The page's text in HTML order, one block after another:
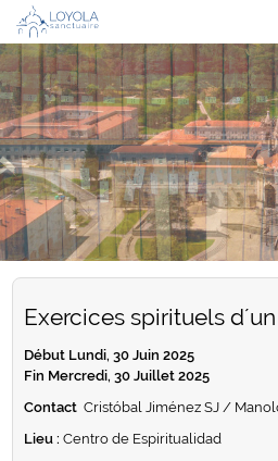
Exercices spirituels
Début Lundi, 30 Juin 2025
Fin Mercredi, 30 Juillet 2025
ContactCristóbal Jiménez SJ /
Lieu :Centro de Espiritualidad